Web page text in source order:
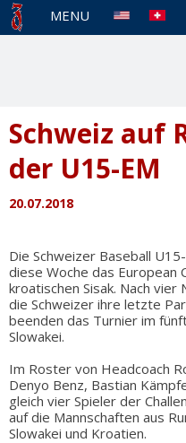
MENU
Schweiz auf
der U15-EM
20.07.2018
Die Schweizer Baseball
diese Woche das European
kroatischen Sisak. Nach vier
die Schweizer ihre letzte
beenden das Turnier im
Slowakei.
Im Roster von Headcoach
Denyo Benz, Bastian
gleich vier Spieler der
auf die Mannschaften aus
Slowakei und Kroatien.